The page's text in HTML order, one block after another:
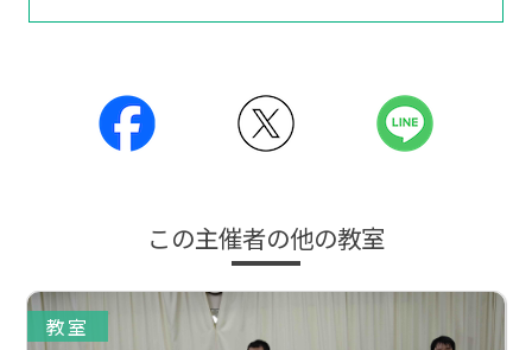
この主催者の他の教室
教室